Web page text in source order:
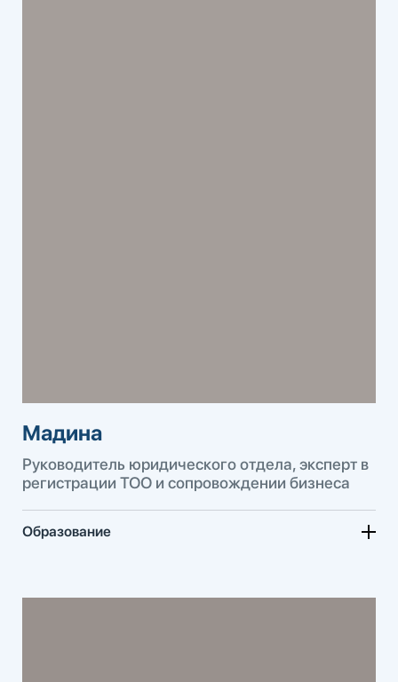
Мадина
Руководитель юридического отдела, эксперт в
регистрации ТОО и сопровождении бизнеса
Образование